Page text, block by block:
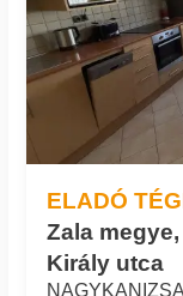
ELADÓ
Zala
Király utca